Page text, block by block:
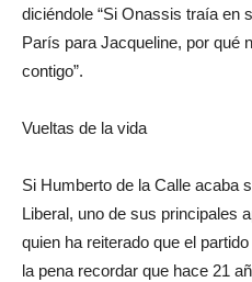
diciéndole “Si Onassis traía en
París para Jacqueline, por qué
contigo”.
Vueltas de la vida
Si Humberto de la Calle acaba
Liberal, uno de sus principales
quien ha reiterado que el
la pena recordar que hace 21